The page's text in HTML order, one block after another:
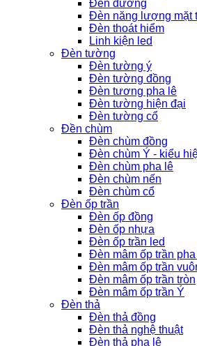
Đèn đường
Đèn năng lượng mặt
Đèn thoát hiểm
Linh kiện led
Đèn tường
Đèn tường ý
Đèn tường đồng
Đèn tương pha lê
Đèn tường hiện đại
Đèn tường cổ
Đền chùm
Đèn chùm đồng
Đèn chùm Ý - kiểu
Đèn chùm pha lê
Đèn chùm nến
Đèn chùm cổ
Đèn ốp trần
Đèn ốp đồng
Đèn ốp nhựa
Đèn ốp trần led
Đèn mâm ốp trần
Đèn mâm ốp trần
Đèn mâm ốp trần tròn
Đèn mâm ốp trần Ý
Đèn thả
Đèn thả đồng
Đèn thả nghệ thuật
Đèn thả pha lê